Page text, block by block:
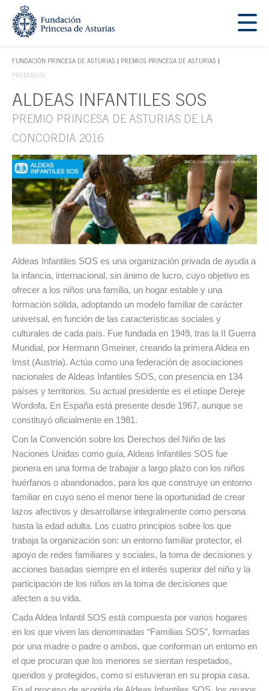
Saltar navegación. Ir directamente al contenido principal
FUNDACIÓN PRINCESA DE ASTURIAS
TECLA DE ACCESO 1
PREMIOS PRINCESA DE ASTURIAS
PREMIADOS
Contenido principal
ALDEAS INFANTILES SOS
PREMIO PRINCESA DE ASTURIAS DE LA
CONCORDIA 2016
Aldeas Infantiles SOS es una organización privada de ayuda a
la infancia, internacional, sin ánimo de lucro, cuyo objetivo es
ofrecer a los niños una familia, un hogar estable y una
formación sólida, adoptando un modelo familiar de carácter
universal, en función de las características sociales y
culturales de cada país. Fue fundada en 1949, tras la II Guerra
Mundial, por Hermann Gmeiner, creando la primera Aldea en
Imst (Austria). Actúa como una federación de asociaciones
nacionales de Aldeas Infantiles SOS, con presencia en 134
países y territorios. Su actual presidente es el etíope Dereje
Wordofa. En España está presente desde 1967, aunque se
constituyó oficialmente en 1981.
Con la Convención sobre los Derechos del Niño de las
Naciones Unidas como guía, Aldeas Infantiles SOS fue
pionera en una forma de trabajar a largo plazo con los niños
huérfanos o abandonados, para los que construye un entorno
familiar en cuyo seno el menor tiene la oportunidad de crear
lazos afectivos y desarrollarse integralmente como persona
hasta la edad adulta. Los cuatro principios sobre los que
trabaja la organización son: un entorno familiar protector, el
apoyo de redes familiares y sociales, la toma de decisiones y
acciones basadas siempre en el interés superior del niño y la
participación de los niños en la toma de decisiones que
afecten a su vida.
Cada Aldea Infantil SOS está compuesta por varios hogares
en los que viven las denominadas “Familias SOS”, formadas
por una madre o padre o ambos, que conforman un entorno en
el que procuran que los menores se sientan respetados,
queridos y protegidos, como si estuvieran en su propia casa.